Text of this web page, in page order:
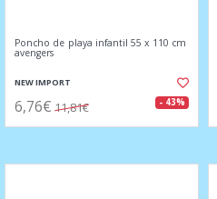
Poncho de playa infantil 55 x 110 cm
avengers
NEW IMPORT
6,76€ 11,81€ - 43%